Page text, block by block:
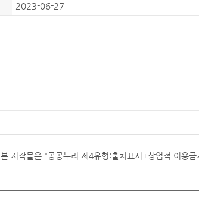
2023-06-27
본 저작물은 "공공누리 제4유형:출처표시+상업적 이용금